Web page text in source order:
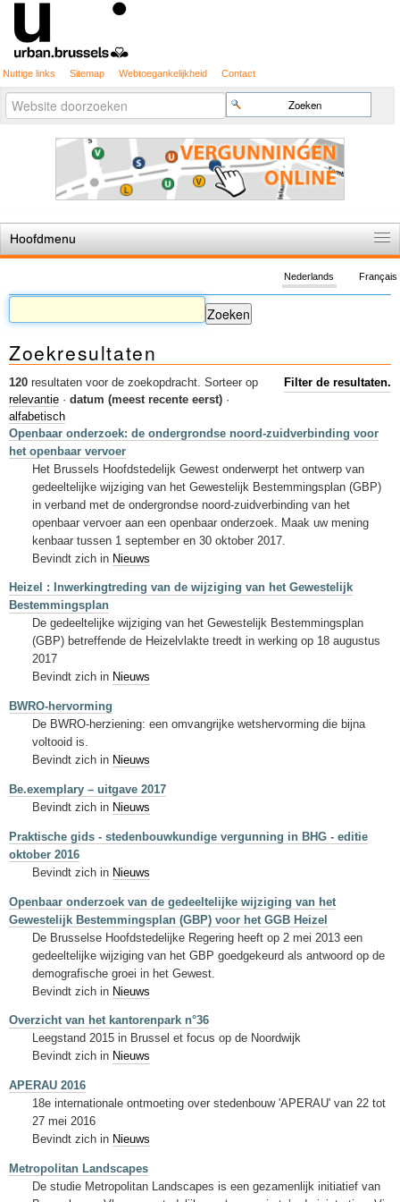
Nuttige links Sitemap Webtoegankelijkheid Contact
Zoek
Geavanceerd
zoeken...
Hoofdmenu
De spelregels
Stedenbouwkundige vergunning
Cartografie
Studies en publicaties
Sleutelwoorden
Stedenbouwkundige inlichtingen
Français
Nederlands
Zoekresultaten
120 resultaten voor de zoekopdracht. Filter de resultaten.
Sorteer op
relevantie · datum (meest recente eerst) ·
alfabetisch
Openbaar onderzoek: de ondergrondse noord-zuidverbinding voor
het openbaar vervoer
Het Brussels Hoofdstedelijk Gewest onderwerpt het ontwerp van
gedeeltelijke wijziging van het Gewestelijk Bestemmingsplan (GBP)
in verband met de ondergrondse noord-zuidverbinding van het
openbaar vervoer aan een openbaar onderzoek. Maak uw mening
kenbaar tussen 1 september en 30 oktober 2017.
Bevindt zich in Nieuws
Heizel : Inwerkingtreding van de wijziging van het Gewestelijk
Bestemmingsplan
De gedeeltelijke wijziging van het Gewestelijk Bestemmingsplan
(GBP) betreffende de Heizelvlakte treedt in werking op 18 augustus
2017
Bevindt zich in Nieuws
BWRO-hervorming
De BWRO-herziening: een omvangrijke wetshervorming die bijna
voltooid is.
Bevindt zich in Nieuws
Be.exemplary – uitgave 2017
Bevindt zich in Nieuws
Praktische gids - stedenbouwkundige vergunning in BHG - editie
oktober 2016
Bevindt zich in Nieuws
Openbaar onderzoek van de gedeeltelijke wijziging van het
Gewestelijk Bestemmingsplan (GBP) voor het GGB Heizel
De Brusselse Hoofdstedelijke Regering heeft op 2 mei 2013 een
gedeeltelijke wijziging van het GBP goedgekeurd als antwoord op de
demografische groei in het Gewest.
Bevindt zich in Nieuws
Overzicht van het kantorenpark n°36
Leegstand 2015 in Brussel et focus op de Noordwijk
Bevindt zich in Nieuws
APERAU 2016
18e internationale ontmoeting over stedenbouw 'APERAU' van 22 tot
27 mei 2016
Bevindt zich in Nieuws
Metropolitan Landscapes
De studie Metropolitan Landscapes is een gezamenlijk initiatief van